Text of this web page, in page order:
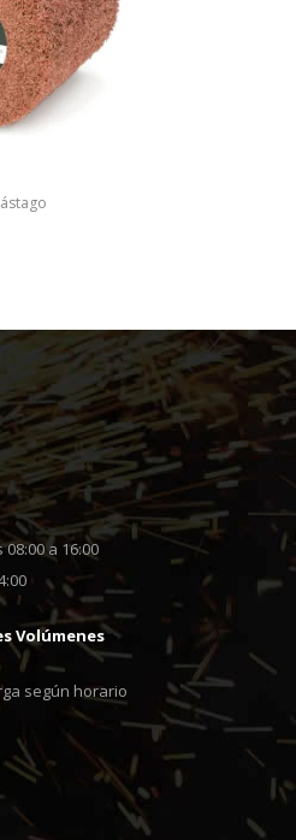
a 16:00
Volúmenes
según horario